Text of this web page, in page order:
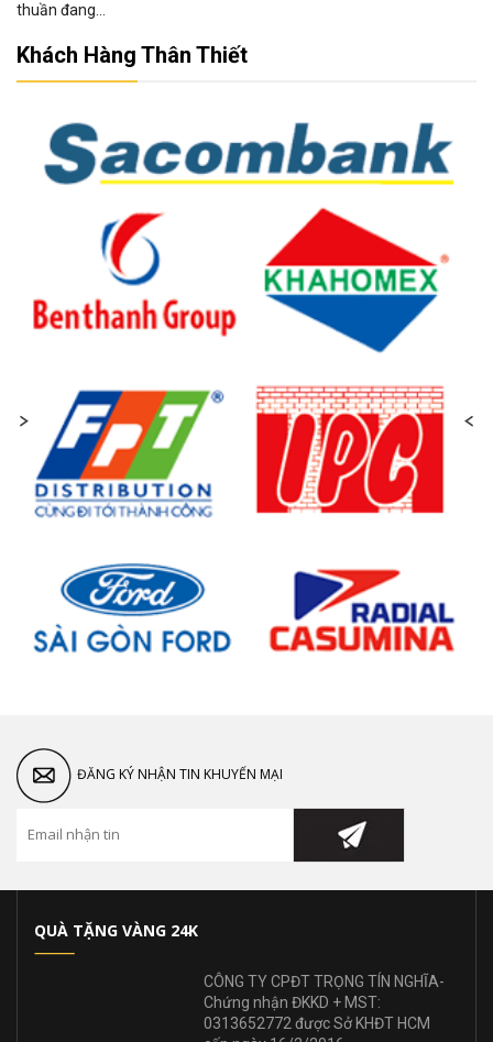
thuần đang...
Khách Hàng Thân Thiết
ĐĂNG KÝ NHẬN TIN KHUYẾN MẠI
QUÀ TẶNG VÀNG 24K
CÔNG TY CPĐT TRỌNG TÍN NGHĨA-
Chứng nhận ĐKKD + MST:
0313652772 được Sở KHĐT HCM